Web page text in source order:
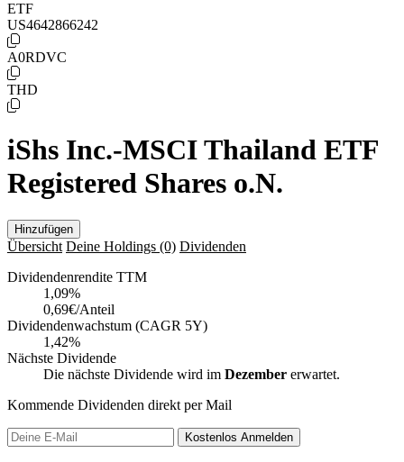
ETF
US4642866242
A0RDVC
THD
iShs Inc.-MSCI Thailand ETF
Registered Shares o.N.
Hinzufügen
Übersicht Deine Holdings (0) Dividenden
Dividendenrendite TTM
1,09%
0,69€/Anteil
Dividendenwachstum (CAGR 5Y)
1,42%
Nächste Dividende
Die nächste Dividende wird im Dezember erwartet.
Kommende Dividenden direkt per Mail
Kostenlos Anmelden